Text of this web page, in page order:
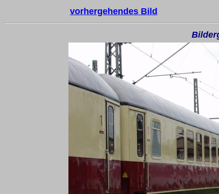
vorhergehendes Bild